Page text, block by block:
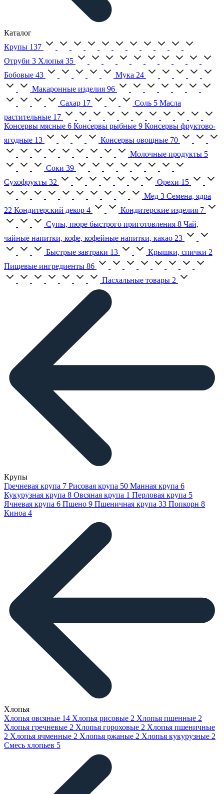
Каталог
Крупы 137
Отруби 3 Хлопья 35
Бобовые 43 Мука 24
Макаронные изделия 96
Сахар 17 Соль 5 Масла
растительные 17
Консервы мясные 6 Консервы рыбные 9 Консервы фруктово-
ягодные 13 Консервы овощные 70
Молочные продукты 5
Соки 39
Сухофрукты 32 Орехи 15
Мед 3 Семена, ядра
22 Кондитерский декор 4 Кондитерские изделия 7
Супы, пюре быстрого приготовления 8 Чай,
чайные напитки, кофе, кофейные напитки, какао 23
Быстрые завтраки 13 Крышки, спички 2
Пищевые ингредиенты 86
Пасхальные товары 2
Крупы
Гречневая крупа 7 Рисовая крупа 50 Манная крупа 6
Кукурузная крупа 8 Овсяная крупа 1 Перловая крупа 5
Ячневая крупа 6 Пшено 9 Пшеничная крупа 33 Попкорн 8
Киноа 4
Хлопья
Хлопья овсяные 14 Хлопья рисовые 2 Хлопья пшенные 2
Хлопья гречневые 2 Хлопья гороховые 2 Хлопья пшеничные
2 Хлопья ячменные 2 Хлопья ржаные 2 Хлопья кукурузные 2
Смесь хлопьев 5